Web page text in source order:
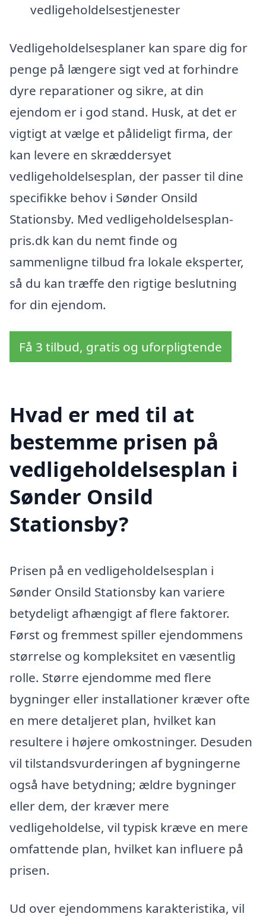
vedligeholdelsestjenester
Vedligeholdelsesplaner kan spare dig for
penge på længere sigt ved at forhindre
dyre reparationer og sikre, at din
ejendom er i god stand. Husk, at det er
vigtigt at vælge et pålideligt firma, der
kan levere en skræddersyet
vedligeholdelsesplan, der passer til dine
specifikke behov i Sønder Onsild
Stationsby. Med vedligeholdelsesplan-
pris.dk kan du nemt finde og
sammenligne tilbud fra lokale eksperter,
så du kan træffe den rigtige beslutning
for din ejendom.
Få 3 tilbud, gratis og uforpligtende
Hvad er med til at
bestemme prisen på
vedligeholdelsesplan i
Sønder Onsild
Stationsby?
Prisen på en vedligeholdelsesplan i
Sønder Onsild Stationsby kan variere
betydeligt afhængigt af flere faktorer.
Først og fremmest spiller ejendommens
størrelse og kompleksitet en væsentlig
rolle. Større ejendomme med flere
bygninger eller installationer kræver ofte
en mere detaljeret plan, hvilket kan
resultere i højere omkostninger. Desuden
vil tilstandsvurderingen af bygningerne
også have betydning; ældre bygninger
eller dem, der kræver mere
vedligeholdelse, vil typisk kræve en mere
omfattende plan, hvilket kan influere på
prisen.
Ud over ejendommens karakteristika, vil